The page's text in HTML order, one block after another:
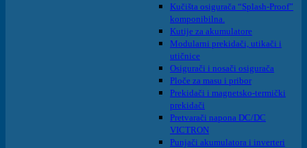
Kučišta osigurača “Splash-Proof”
komponibilna.
Kutije za akumulatore
Modularni prekidači, utikači i
utičnice
Osigurači i nosači osigurača
Ploče za masu i pribor
Prekidači i magnetsko-termički
prekidači
Pretvarači napona DC/DC
VICTRON
Punjači akumulatora i inverteri